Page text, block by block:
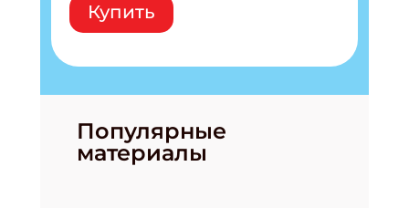
Купить
Популярные
материалы